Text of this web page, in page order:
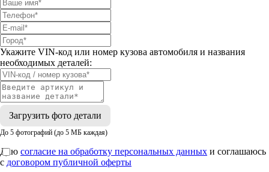
Укажите VIN-код или номер кузова автомобиля и названия
необходимых деталей:
Загрузить фото детали
До 5 фотографий (до 5 МБ каждая)
Даю согласие на обработку персональных данных и соглашаюсь
с договором публичной оферты